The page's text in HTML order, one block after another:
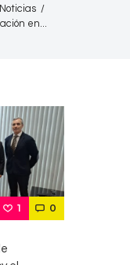
Noticias
en...
1 0